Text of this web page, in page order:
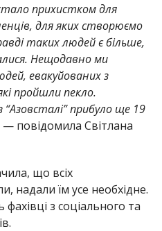
прихистком для
для яких створюємо
таких людей є більше,
Нещодавно ми
евакуйованих з
пройшли пекло.
“Азовсталі” прибуло ще 19
— повідомила Світлана
що всіх
надали їм усе необхідне.
з соціального та